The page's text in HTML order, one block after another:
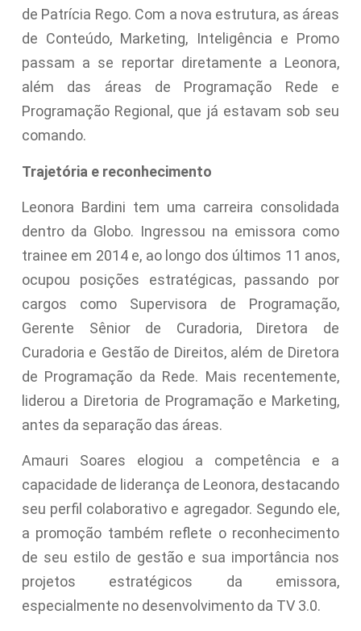
de Patrícia Rego. Com a nova estrutura, as áreas
de Conteúdo, Marketing, Inteligência e Promo
passam a se reportar diretamente a Leonora,
além das áreas de Programação Rede e
Programação Regional, que já estavam sob seu
comando.
Trajetória e reconhecimento
Leonora Bardini tem uma carreira consolidada
dentro da Globo. Ingressou na emissora como
trainee em 2014 e, ao longo dos últimos 11 anos,
ocupou posições estratégicas, passando por
cargos como Supervisora de Programação,
Gerente Sênior de Curadoria, Diretora de
Curadoria e Gestão de Direitos, além de Diretora
de Programação da Rede. Mais recentemente,
liderou a Diretoria de Programação e Marketing,
antes da separação das áreas.
Amauri Soares elogiou a competência e a
capacidade de liderança de Leonora, destacando
seu perfil colaborativo e agregador. Segundo ele,
a promoção também reflete o reconhecimento
de seu estilo de gestão e sua importância nos
projetos estratégicos da emissora,
especialmente no desenvolvimento da TV 3.0.